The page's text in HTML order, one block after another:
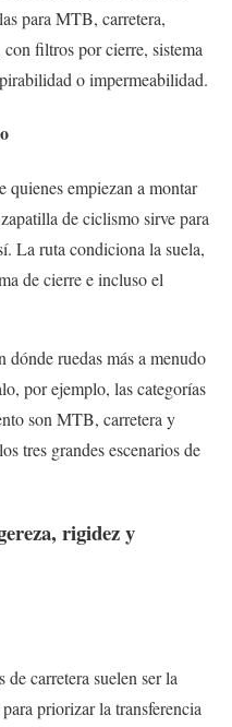
para MTB, carretera,
filtros por cierre, sistema
o impermeabilidad.
quienes empiezan a montar
de ciclismo sirve para
La ruta condiciona la suela,
de cierre e incluso el
dónde ruedas más a menudo
por ejemplo, las categorías
son MTB, carretera y
tres grandes escenarios de
rigidez y
carretera suelen ser la
priorizar la transferencia